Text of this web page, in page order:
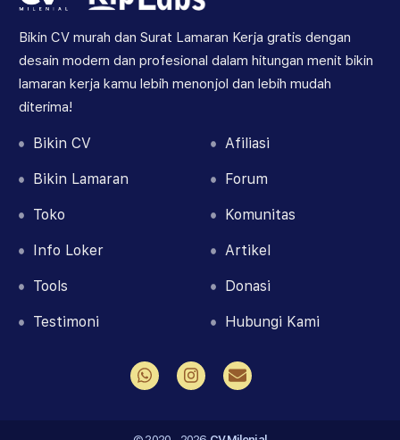
Bikin CV murah dan Surat Lamaran Kerja gratis dengan
desain modern dan profesional dalam hitungan menit bikin
lamaran kerja kamu lebih menonjol dan lebih mudah
diterima!
Bikin CV
Bikin Lamaran
Toko
Info Loker
Afiliasi
Forum
Komunitas
Artikel
Tools
Testimoni
Donasi
Hubungi Kami